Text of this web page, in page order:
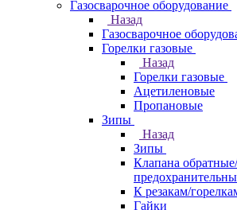
Газосварочное оборудование
Назад
Газосварочное
Горелки газовые
Назад
Горелки газовые
Ацетиленовые
Пропановые
Зипы
Назад
Зипы
Клапана
К резакам/
Гайки